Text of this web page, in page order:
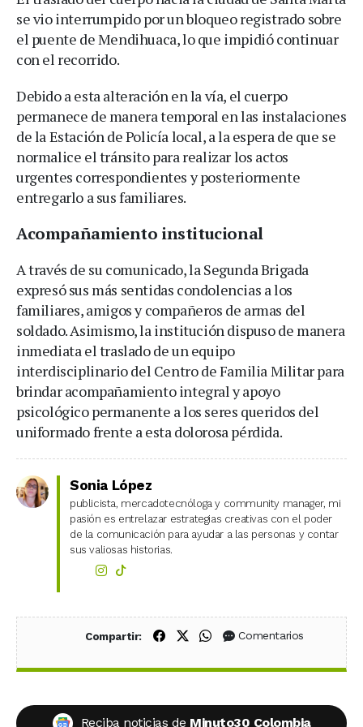
se vio interrumpido por un bloqueo registrado sobre
el puente de Mendihuaca, lo que impidió continuar
con el recorrido.
Debido a esta alteración en la vía, el cuerpo
permanece de manera temporal en las instalaciones
de la Estación de Policía local, a la espera de que se
normalice el tránsito para realizar los actos
urgentes correspondientes y posteriormente
entregarlo a sus familiares.
Acompañamiento institucional
A través de su comunicado, la Segunda Brigada
expresó sus más sentidas condolencias a los
familiares, amigos y compañeros de armas del
soldado. Asimismo, la institución dispuso de manera
inmediata el traslado de un equipo
interdisciplinario del Centro de Familia Militar para
brindar acompañamiento integral y apoyo
psicológico permanente a los seres queridos del
uniformado frente a esta dolorosa pérdida.
Sonia López
publicista, mercadotecnóloga y community manager, mi
pasión es entrelazar estrategias creativas con el poder
de la comunicación para ayudar a las personas y contar
sus valiosas historias.
Compartir: Compartir en Facebook
Compartir en X (Twitter)
Compartir en WhatsApp
Comentarios
Reciba noticias de Minuto30 Colombia